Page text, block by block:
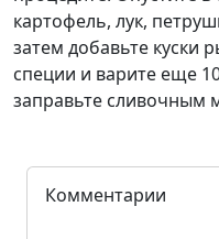
картофель, лук,
затем добавьте
специи и варите еще
заправьте сливочным
Комментарии